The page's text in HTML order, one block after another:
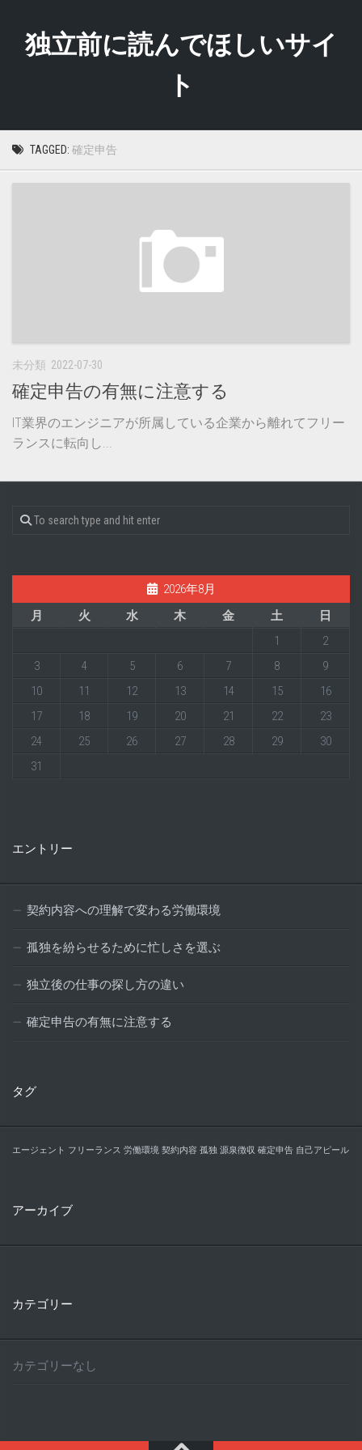
content独立前に読んでほしいサイ
ト
TAGGED: 確定申告
未分類 2022-07-30
確定申告の有無に注意する
IT業界のエンジニアが所属している企業から離れてフリー
ランスに転向し...
2026年8月
月
火 水 木 金 土
日
1
2
3
4 5 6 7 8
9
10
11 12 13 14 15
16
17
18 19 20 21 22
23
24
25 26 27 28 29
30
31
エントリー
契約内容への理解で変わる労働環境
孤独を紛らせるために忙しさを選ぶ
独立後の仕事の探し方の違い
確定申告の有無に注意する
タグ
エージェント フリーランス 労働環境 契約内容 孤独 源泉徴収 確定申告 自己アピール
アーカイブ
カテゴリー
カテゴリーなし